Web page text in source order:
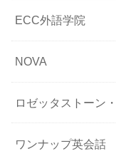
ECC外語学院
NOVA
ロゼッタストーン
ワンナップ英会話